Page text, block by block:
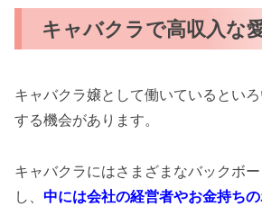
キャバクラで高収入な
キャバクラ嬢として働いているとい
する機会があります。
キャバクラにはさまざまなバックボ
し、 中には会社の経営者やお金持ち